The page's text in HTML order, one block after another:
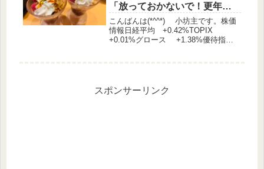
「放っておかないで！更年期
の手の不調」特集
こんばんは(*^^*) 小坊主です。株価
情報日経平均 +0.42%TOPIX
+0.01%グロース +1.38%優待指
スポンサーリンク